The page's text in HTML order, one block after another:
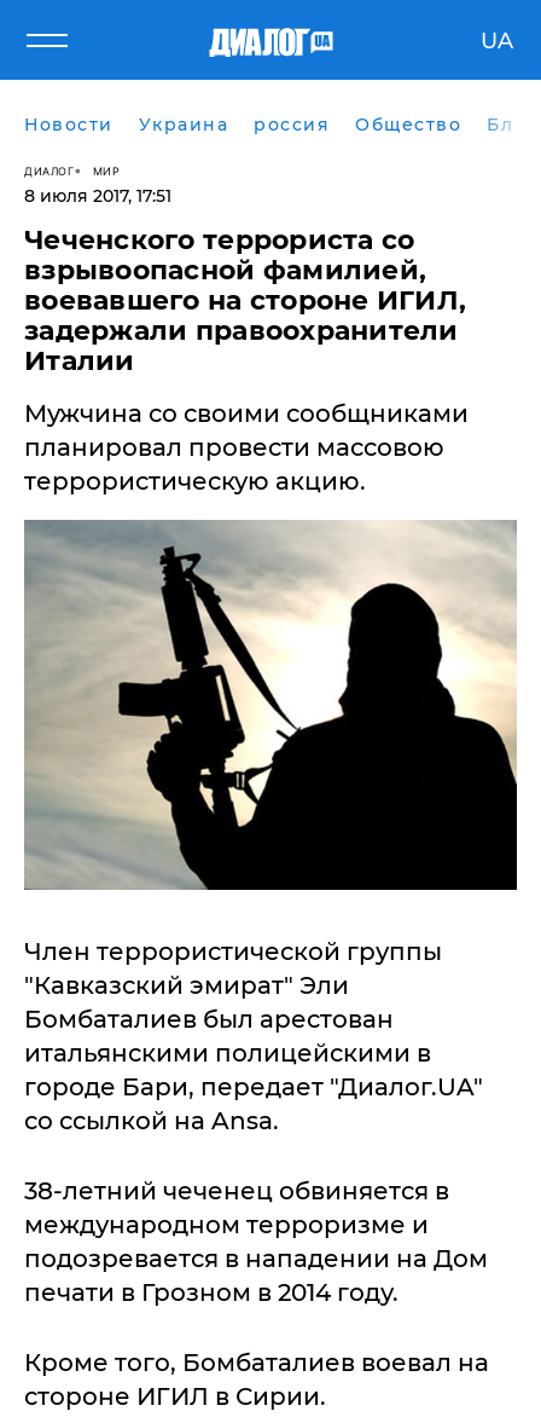
UA
Новости Украина россия Общество
ДИАЛОГ МИР
8 июля 2017, 17:51
Чеченского террориста со
взрывоопасной фамилией,
воевавшего на стороне ИГИЛ,
задержали правоохранители
Италии
Мужчина со своими сообщниками
планировал провести массовою
террористическую акцию.
Член террористической группы
"Кавказский эмират" Эли
Бомбаталиев был арестован
итальянскими полицейскими в
городе Бари, передает "Диалог.UA"
со ссылкой на Ansa.
38-летний чеченец обвиняется в
международном терроризме и
подозревается в нападении на Дом
печати в Грозном в 2014 году.
Кроме того, Бомбаталиев воевал на
стороне ИГИЛ в Сирии.